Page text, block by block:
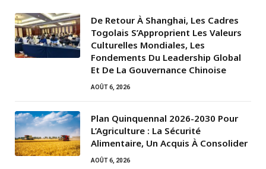
De Retour À Shanghai, Les Cadres
Togolais S’Approprient Les Valeurs
Culturelles Mondiales, Les
Fondements Du Leadership Global
Et De La Gouvernance Chinoise
AOÛT 6, 2026
Plan Quinquennal 2026-2030 Pour
L’Agriculture : La Sécurité
Alimentaire, Un Acquis À Consolider
AOÛT 6, 2026